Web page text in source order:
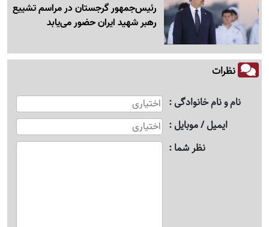
رئیس‌جمهور گرجستان در مراسم تشییع
رهبر شهید ایران حضور می‌یابد
نظرات
نام و نام خانوادگی
ایمیل / موبایل
نظر شما